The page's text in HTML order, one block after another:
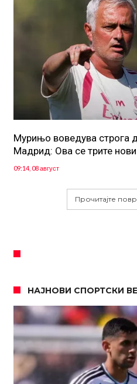
Мурињо воведува строга
Мадрид: Ова се трите
09:14, 08 август
Прочитајте
НАЈНОВИ СПОРТСКИ